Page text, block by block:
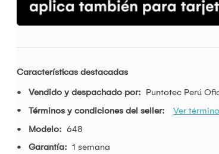
Características destacadas
Vendido y despachado por: Puntotec Perú
Términos y condiciones del seller:
Ver
Modelo: 648
Garantía: 1 semana